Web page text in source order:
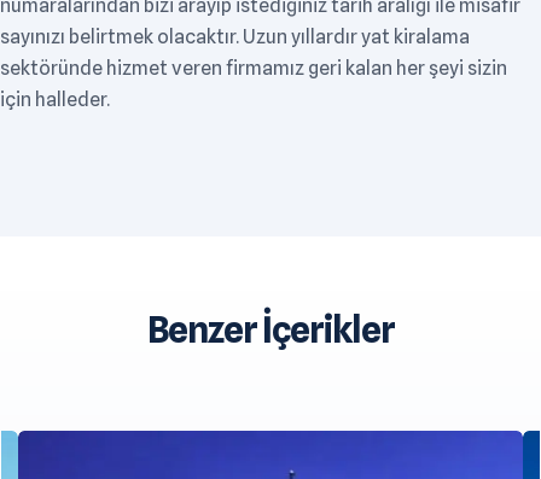
numaralarından bizi arayıp istediğiniz tarih aralığı ile misafir
sayınızı belirtmek olacaktır. Uzun yıllardır yat kiralama
sektöründe hizmet veren firmamız geri kalan her şeyi sizin
için halleder.
Benzer İçerikler